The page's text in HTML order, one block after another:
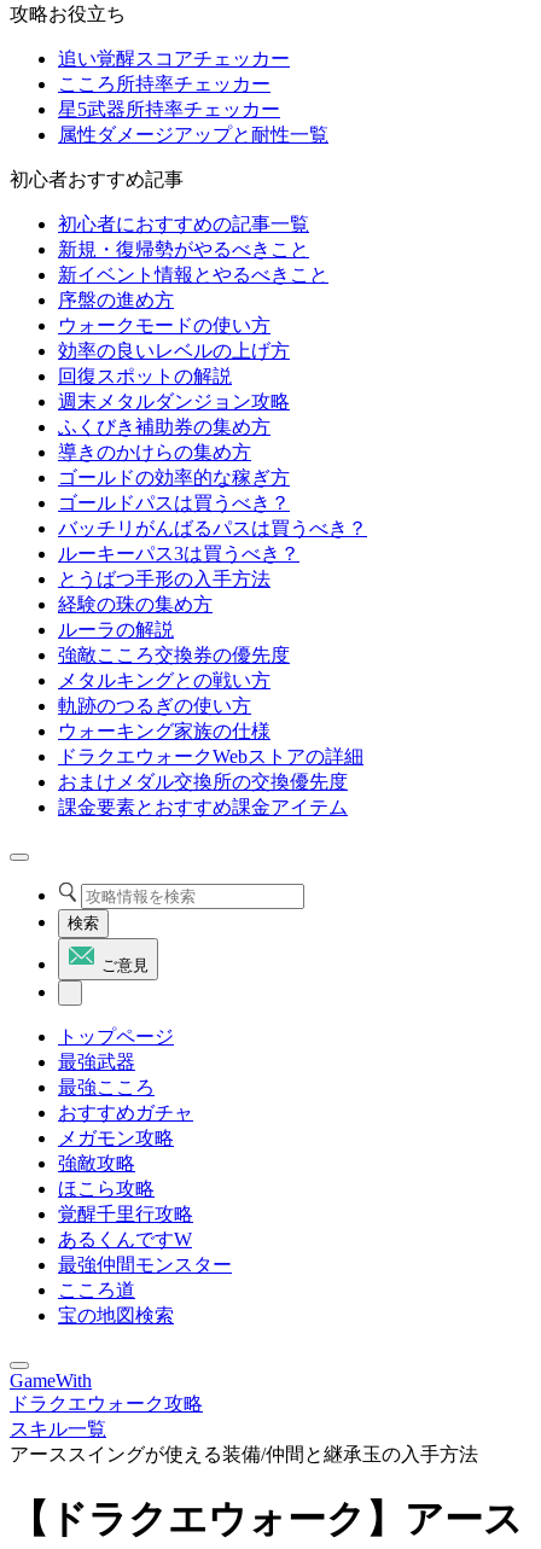
攻略お役立ち
追い覚醒スコアチェッカー
こころ所持率チェッカー
星5武器所持率チェッカー
属性ダメージアップと耐性一覧
初心者おすすめ記事
初心者におすすめの記事一覧
新規・復帰勢がやるべきこと
新イベント情報とやるべきこと
序盤の進め方
ウォークモードの使い方
効率の良いレベルの上げ方
回復スポットの解説
週末メタルダンジョン攻略
ふくびき補助券の集め方
導きのかけらの集め方
ゴールドの効率的な稼ぎ方
ゴールドパスは買うべき？
バッチリがんばるパスは買うべき？
ルーキーパス3は買うべき？
とうばつ手形の入手方法
経験の珠の集め方
ルーラの解説
強敵こころ交換券の優先度
メタルキングとの戦い方
軌跡のつるぎの使い方
ウォーキング家族の仕様
ドラクエウォークWebストアの詳細
おまけメダル交換所の交換優先度
課金要素とおすすめ課金アイテム
検索
ご意見
トップページ
最強武器
最強こころ
おすすめガチャ
メガモン攻略
強敵攻略
ほこら攻略
覚醒千里行攻略
あるくんですW
最強仲間モンスター
こころ道
宝の地図検索
GameWith
ドラクエウォーク攻略
スキル一覧
アーススイングが使える装備/仲間と継承玉の入手方法
【ドラクエウォーク】アース